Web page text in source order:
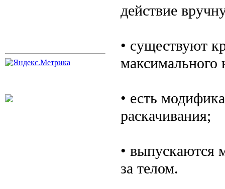
действие
• существуют
максимального
• есть
раскачивания;
• выпускаются
за телом.